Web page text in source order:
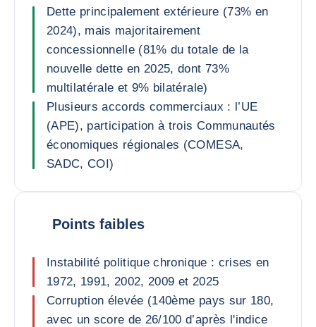
Dette principalement extérieure (73% en
2024), mais majoritairement
concessionnelle (81% du totale de la
nouvelle dette en 2025, dont 73%
multilatérale et 9% bilatérale)
Plusieurs accords commerciaux : l’UE
(APE), participation à trois Communautés
économiques régionales (COMESA,
SADC, COI)
Points faibles
Instabilité politique chronique : crises en
1972, 1991, 2002, 2009 et 2025
Corruption élevée (140ème pays sur 180,
avec un score de 26/100 d’après l'indice